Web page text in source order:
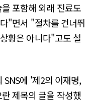
포함해 외래 진료도
"면서 "절차를 건너뛰
황은 아니다"고도 설
SNS에 '제2의 이재명,
제목의 글을 작성했